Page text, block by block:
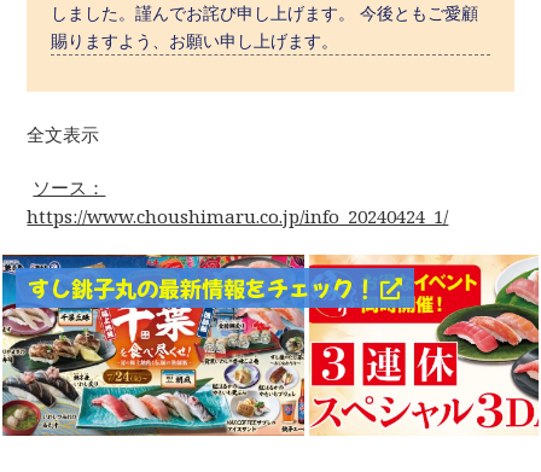
しました。謹んでお詫び申し上げます。 今後ともご愛顧
賜りますよう、お願い申し上げます。
全文表示
ソース：
https://www.choushimaru.co.jp/info_20240424_1/
すし銚子丸の最新情報をチェック！